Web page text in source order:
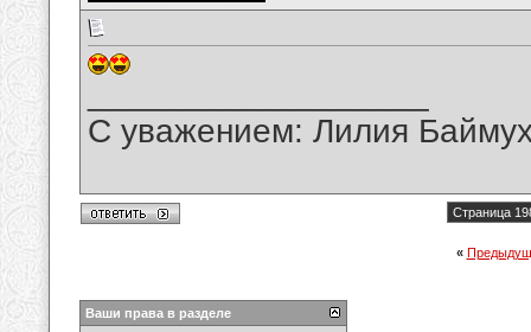
С уважением: Лилия
Страница
«
Ваши права в разделе